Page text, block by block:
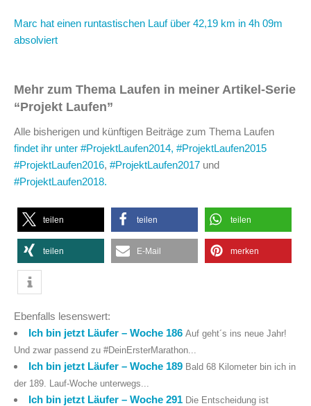
Marc hat einen runtastischen Lauf über 42,19 km in 4h 09m
absolviert
Mehr zum Thema Laufen in meiner Artikel-Serie
“Projekt Laufen”
Alle bisherigen und künftigen Beiträge zum Thema Laufen
findet ihr unter #ProjektLaufen2014, #ProjektLaufen2015
#ProjektLaufen2016, #ProjektLaufen2017 und
#ProjektLaufen2018.
teilen teilen teilen
teilen E-Mail merken
Ebenfalls lesenswert:
Ich bin jetzt Läufer – Woche 186 Auf geht´s ins neue Jahr!
Und zwar passend zu #DeinErsterMarathon...
Ich bin jetzt Läufer – Woche 189 Bald 68 Kilometer bin ich in
der 189. Lauf-Woche unterwegs...
Ich bin jetzt Läufer – Woche 291 Die Entscheidung ist